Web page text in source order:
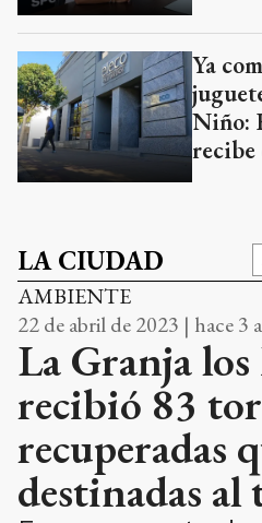
Ya
Niño:
recibe
LA CIUDAD
AMBIENTE
22 de abril de 2023 | hace 3
La Granja los
recibió 83
recuperadas
destinadas